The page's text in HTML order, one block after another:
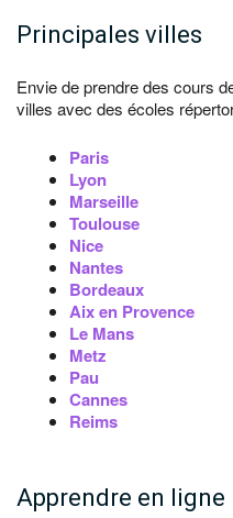
Principales villes
Envie de prendre des cours
villes avec des écoles
Paris
Lyon
Marseille
Toulouse
Nice
Nantes
Bordeaux
Aix en Provence
Le Mans
Metz
Pau
Cannes
Reims
Apprendre en ligne